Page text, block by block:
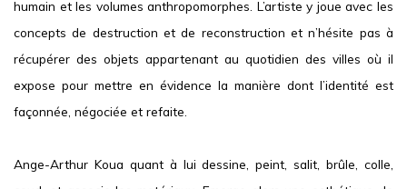
humain et les volumes anthropomorphes. L’artiste y joue avec les
concepts de destruction et de reconstruction et n’hésite pas à
récupérer des objets appartenant au quotidien des villes où il
expose pour mettre en évidence la manière dont l’identité est
façonnée, négociée et refaite.
Ange-Arthur Koua quant à lui dessine, peint, salit, brûle, colle,